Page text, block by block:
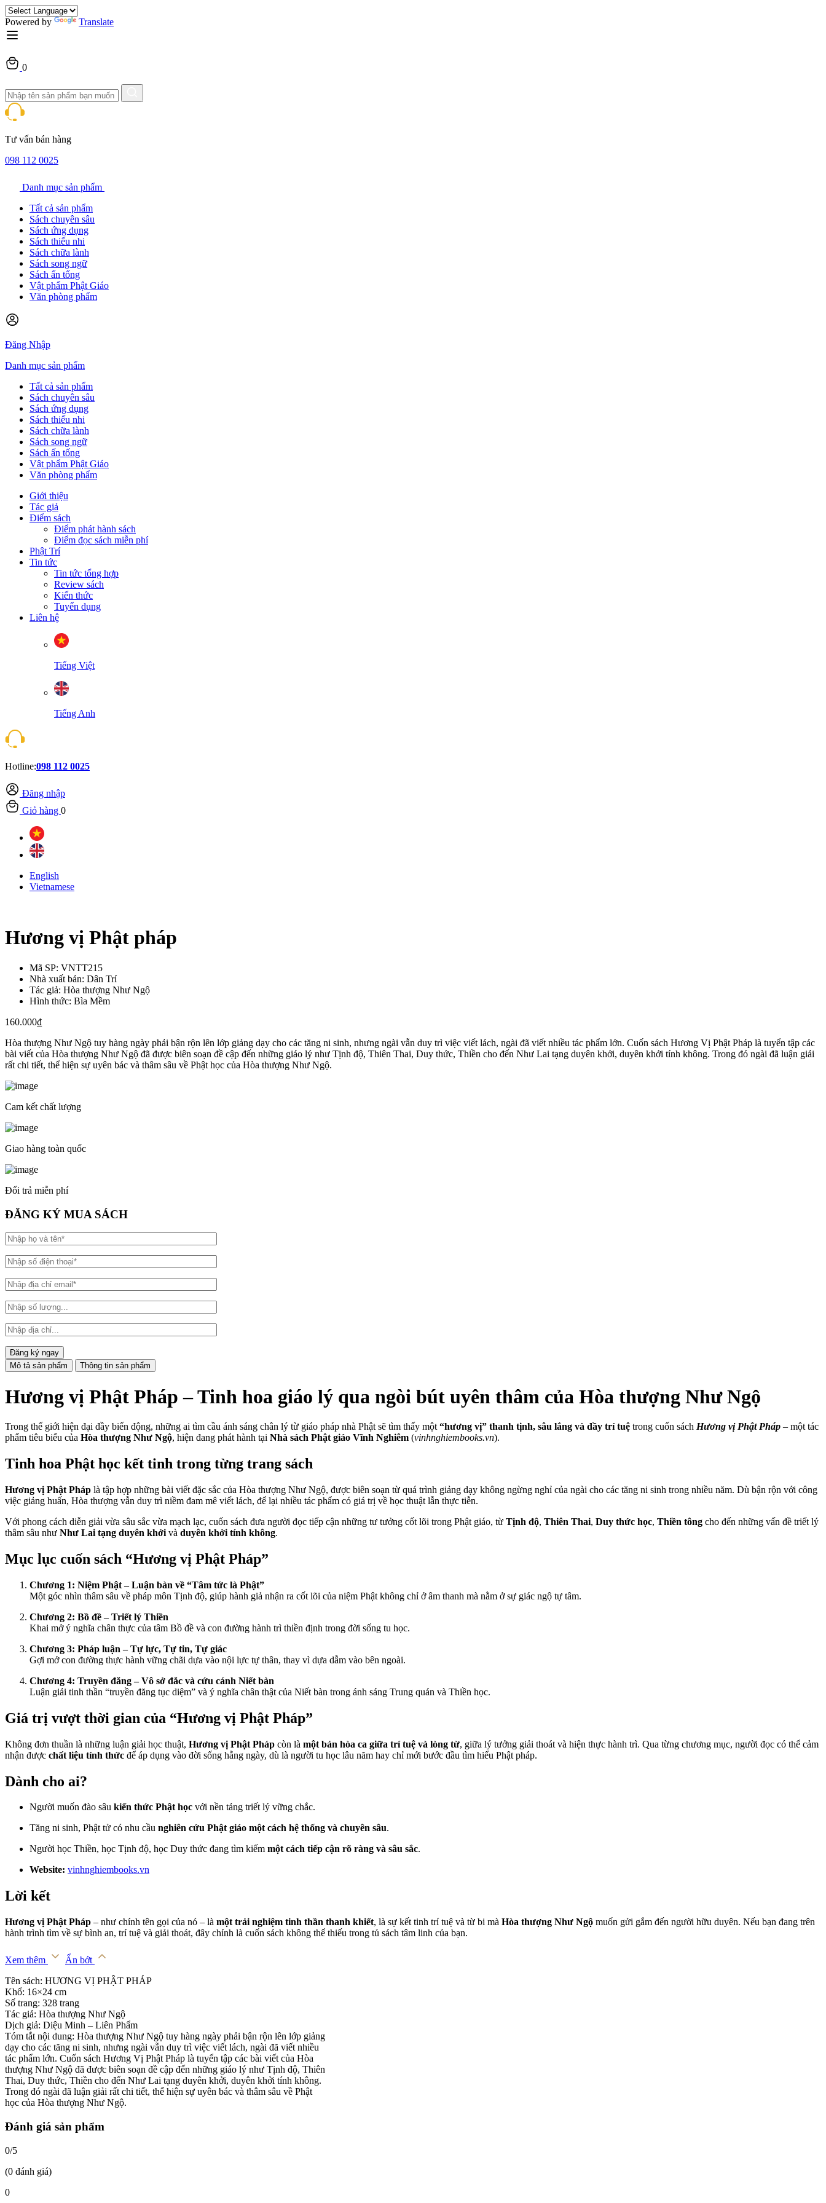
Powered by Translate
0
Tư vấn bán hàng
098 112 0025
Danh mục sản phẩm
Tất cả sản phẩm
Sách chuyên sâu
Sách ứng dụng
Sách thiếu nhi
Sách chữa lành
Sách song ngữ
Sách ấn tống
Vật phẩm Phật Giáo
Văn phòng phẩm
Đăng Nhập
Danh mục sản phẩm
Tất cả sản phẩm
Sách chuyên sâu
Sách ứng dụng
Sách thiếu nhi
Sách chữa lành
Sách song ngữ
Sách ấn tống
Vật phẩm Phật Giáo
Văn phòng phẩm
Giới thiệu
Tác giả
Điểm sách
Điểm phát hành sách
Điểm đọc sách miễn phí
Phật Trí
Tin tức
Tin tức tổng hợp
Review sách
Kiến thức
Tuyển dụng
Liên hệ
Tiếng Việt
Tiếng Anh
Hotline:098 112 0025
Đăng nhập
Giỏ hàng 0
English
Vietnamese
Hương vị Phật pháp
Mã SP: VNTT215
Nhà xuất bản: Dân Trí
Tác giả: Hòa thượng Như Ngộ
Hình thức: Bìa Mềm
160.000₫
Hòa thượng Như Ngộ tuy hàng ngày phải bận rộn lên lớp giảng dạy cho các tăng ni sinh, nhưng ngài vẫn duy trì việc viết lách, ngài đã viết nhiều tác phẩm lớn. Cuốn sách Hương Vị Phật Pháp là tuyển tập các
bài viết của Hòa thượng Như Ngộ đã được biên soạn đề cập đến những giáo lý như Tịnh độ, Thiên Thai, Duy thức, Thiền cho đến Như Lai tạng duyên khởi, duyên khởi tính không. Trong đó ngài đã luận giải
rất chi tiết, thể hiện sự uyên bác và thâm sâu về Phật học của Hòa thượng Như Ngộ.
Cam kết chất lượng
Giao hàng toàn quốc
Đổi trả miễn phí
ĐĂNG KÝ MUA SÁCH
Mô tả sản phẩm Thông tin sản phẩm
Hương vị Phật Pháp – Tinh hoa giáo lý qua ngòi bút uyên thâm của Hòa thượng Như Ngộ
Trong thế giới hiện đại đầy biến động, những ai tìm cầu ánh sáng chân lý từ giáo pháp nhà Phật sẽ tìm thấy một “hương vị” thanh tịnh, sâu lắng và đầy trí tuệ trong cuốn sách Hương vị Phật Pháp – một tác
phẩm tiêu biểu của Hòa thượng Như Ngộ, hiện đang phát hành tại Nhà sách Phật giáo Vĩnh Nghiêm (vinhnghiembooks.vn).
Tinh hoa Phật học kết tinh trong từng trang sách
Hương vị Phật Pháp là tập hợp những bài viết đặc sắc của Hòa thượng Như Ngộ, được biên soạn từ quá trình giảng dạy không ngừng nghỉ của ngài cho các tăng ni sinh trong nhiều năm. Dù bận rộn với công
việc giảng huấn, Hòa thượng vẫn duy trì niềm đam mê viết lách, để lại nhiều tác phẩm có giá trị về học thuật lẫn thực tiễn.
Với phong cách diễn giải vừa sâu sắc vừa mạch lạc, cuốn sách đưa người đọc tiếp cận những tư tưởng cốt lõi trong Phật giáo, từ Tịnh độ, Thiên Thai, Duy thức học, Thiền tông cho đến những vấn đề triết lý
thâm sâu như Như Lai tạng duyên khởi và duyên khởi tính không.
Mục lục cuốn sách “Hương vị Phật Pháp”
Chương 1: Niệm Phật – Luận bàn về “Tâm tức là Phật”
Một góc nhìn thâm sâu về pháp môn Tịnh độ, giúp hành giả nhận ra cốt lõi của niệm Phật không chỉ ở âm thanh mà nằm ở sự giác ngộ tự tâm.
Chương 2: Bồ đề – Triết lý Thiền
Khai mở ý nghĩa chân thực của tâm Bồ đề và con đường hành trì thiền định trong đời sống tu học.
Chương 3: Pháp luận – Tự lực, Tự tin, Tự giác
Gợi mở con đường thực hành vững chãi dựa vào nội lực tự thân, thay vì dựa dẫm vào bên ngoài.
Chương 4: Truyền đăng – Vô sở đắc và cứu cánh Niết bàn
Luận giải tinh thần “truyền đăng tục diệm” và ý nghĩa chân thật của Niết bàn trong ánh sáng Trung quán và Thiền học.
Giá trị vượt thời gian của “Hương vị Phật Pháp”
Không đơn thuần là những luận giải học thuật, Hương vị Phật Pháp còn là một bản hòa ca giữa trí tuệ và lòng từ, giữa lý tưởng giải thoát và hiện thực hành trì. Qua từng chương mục, người đọc có thể cảm
nhận được chất liệu tỉnh thức để áp dụng vào đời sống hằng ngày, dù là người tu học lâu năm hay chỉ mới bước đầu tìm hiểu Phật pháp.
Dành cho ai?
Người muốn đào sâu kiến thức Phật học với nền tảng triết lý vững chắc.
Tăng ni sinh, Phật tử có nhu cầu nghiên cứu Phật giáo một cách hệ thống và chuyên sâu.
Người học Thiền, học Tịnh độ, học Duy thức đang tìm kiếm một cách tiếp cận rõ ràng và sâu sắc.
Website: vinhnghiembooks.vn
Lời kết
Hương vị Phật Pháp – như chính tên gọi của nó – là một trải nghiệm tinh thần thanh khiết, là sự kết tinh trí tuệ và từ bi mà Hòa thượng Như Ngộ muốn gửi gắm đến người hữu duyên. Nếu bạn đang trên
hành trình tìm về sự bình an, trí tuệ và giải thoát, đây chính là cuốn sách không thể thiếu trong tủ sách tâm linh của bạn.
Xem thêm
Ẩn bớt
Tên sách: HƯƠNG VỊ PHẬT PHÁP
Khổ: 16×24 cm
Số trang: 328 trang
Tác giả: Hòa thượng Như Ngộ
Dịch giả: Diệu Minh – Liên Phẩm
Tóm tắt nội dung: Hòa thượng Như Ngộ tuy hàng ngày phải bận rộn lên lớp giảng
dạy cho các tăng ni sinh, nhưng ngài vẫn duy trì việc viết lách, ngài đã viết nhiều
tác phẩm lớn. Cuốn sách Hương Vị Phật Pháp là tuyển tập các bài viết của Hòa
thượng Như Ngộ đã được biên soạn đề cập đến những giáo lý như Tịnh độ, Thiên
Thai, Duy thức, Thiền cho đến Như Lai tạng duyên khởi, duyên khởi tính không.
Trong đó ngài đã luận giải rất chi tiết, thể hiện sự uyên bác và thâm sâu về Phật
học của Hòa thượng Như Ngộ.
Đánh giá sản phẩm
0/5
(0 đánh giá)
0